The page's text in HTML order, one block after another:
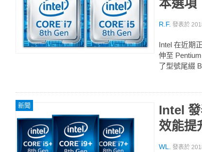
本選項
R.F. 發表於
Intel 在近期
伸至
了型號尾綴
新聞
Intel
效能提
WL. 發表於